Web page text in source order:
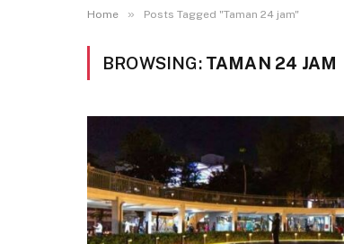
Home » Posts Tagged "Taman 24 jam"
BROWSING: TAMAN 24 JAM